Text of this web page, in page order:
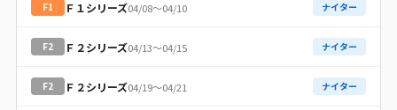
F1 Ｆ１シリーズ04/08〜04/10 ナイター
F2 Ｆ２シリーズ04/13〜04/15 ナイター
F2 Ｆ２シリーズ04/19〜04/21 ナイター